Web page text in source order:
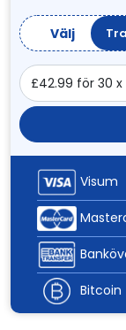
Välj
Visum
Bitcoin